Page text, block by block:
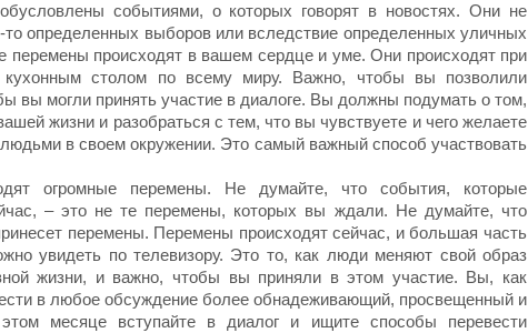
событиями, о которых говорят в новостях. Они не
то определенных выборов или вследствие определенных уличных
перемены происходят в вашем сердце и уме. Они происходят при
столом по всему миру. Важно, чтобы вы позволили
вы могли принять участие в диалоге. Вы должны подумать о том,
жизни и разобраться с тем, что вы чувствуете и чего желаете
в своем окружении. Это самый важный способ участвовать
огромные перемены. Не думайте, что события, которые
– это не те перемены, которых вы ждали. Не думайте, что
перемены. Перемены происходят сейчас, и большая часть
увидеть по телевизору. Это то, как люди меняют свой образ
жизни, и важно, чтобы вы приняли в этом участие. Вы, как
в любое обсуждение более обнадеживающий, просвещенный и
месяце вступайте в диалог и ищите способы перевести